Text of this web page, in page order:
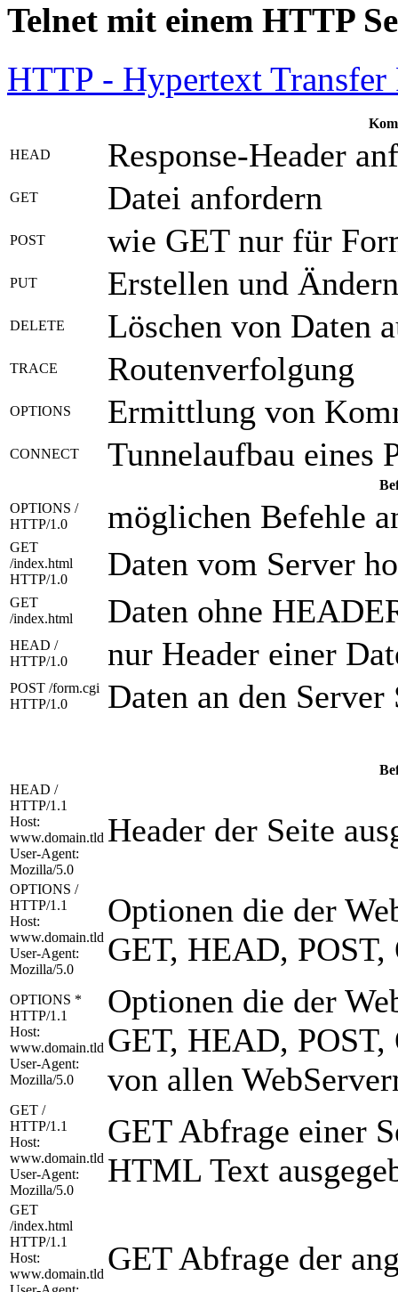
Telnet mit einem HTTP
HTTP - Hypertext Transfer
HEAD Response-Header
GET Datei anfordern
POST wie GET nur für
PUT Erstellen und
DELETE Löschen von Daten
TRACE Routenverfolgung
OPTIONS Ermittlung von
CONNECT Tunnelaufbau eines
OPTIONS /
HTTP/1.0
möglichen Befehle
GET
/index.html
HTTP/1.0
Daten vom Server
GET
/index.html
Daten ohne
HEAD /
HTTP/1.0
nur Header einer
POST /form.cgi
HTTP/1.0
Daten an den Server
HEAD /
HTTP/1.1
Host:
www.domain.tld
User-Agent:
Mozilla/5.0
Header der Seite
OPTIONS /
HTTP/1.1
Host:
www.domain.tld
User-Agent:
Mozilla/5.0
Optionen die der
GET, HEAD, POST,
OPTIONS *
HTTP/1.1
Host:
www.domain.tld
User-Agent:
Mozilla/5.0
Optionen die der
GET, HEAD,
von allen
GET /
HTTP/1.1
Host:
www.domain.tld
User-Agent:
Mozilla/5.0
GET Abfrage einer
HTML Text
GET
/index.html
HTTP/1.1
Host:
www.domain.tld GET Abfrage der